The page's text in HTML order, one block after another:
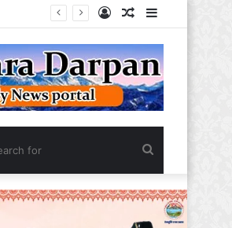
Sidebar
Random
Article
Log
In
for